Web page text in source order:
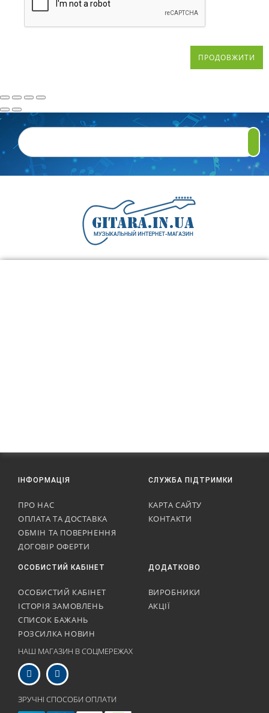
ПРОДОВЖИТИ
ІНФОРМАЦІЯ
ПРО НАС
ОПЛАТА ТА ДОСТАВКА
ОБМІН ТА ПОВЕРНЕННЯ
ДОГОВІР ОФЕРТИ
СЛУЖБА ПІДТРИМКИ
КАРТА САЙТУ
КОНТАКТИ
ОСОБИСТИЙ КАБІНЕТ
ОСОБИСТИЙ КАБІНЕТ
ІСТОРІЯ ЗАМОВЛЕНЬ
СПИСОК БАЖАНЬ
РОЗСИЛКА НОВИН
ДОДАТКОВО
ВИРОБНИКИ
АКЦІЇ
НАШ МАГАЗИН В СОЦМЕРЕЖАХ
ЗРУЧНІ СПОСОБИ ОПЛАТИ